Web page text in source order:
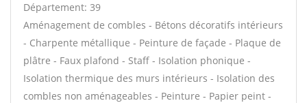
Département: 39
Aménagement de combles - Bétons décoratifs intérieurs
- Charpente métallique - Peinture de façade - Plaque de
plâtre - Faux plafond - Staff - Isolation phonique -
Isolation thermique des murs intérieurs - Isolation des
combles non aménageables - Peinture - Papier peint -